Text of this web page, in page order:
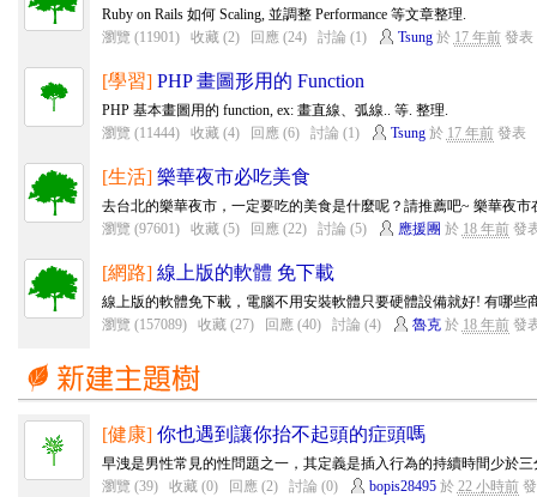
Ruby on Rails 如何 Scaling, 並調整 Performance 等文章整理.
瀏覽 (11901)
收藏 (2) 回應 (24) 討論 (1) Tsung於 17 年前發表
[學習] PHP 畫圖形用的 Function
PHP 基本畫圖用的 function, ex: 畫直線、弧線.. 等. 整理.
瀏覽 (11444)
收藏 (4) 回應 (6) 討論 (1) Tsung於 17 年前發表
[生活] 樂華夜市必吃美食
去台北的樂華夜市，一定要吃的美食是什麼呢？請推薦吧~ 樂華夜市
瀏覽 (97601)
收藏 (5) 回應 (22) 討論 (5) 應援團 於 18 年前發
[網路] 線上版的軟體 免下載
線上版的軟體免下載，電腦不用安裝軟體只要硬體設備就好! 有哪些
瀏覽 (157089)
收藏 (27) 回應 (40) 討論 (4) 魯克於 18 年前發
[健康] 你也遇到讓你抬不起頭的症頭嗎
早洩是男性常見的性問題之一，其定義是插入行為的持續時間少於
瀏覽 (39)
收藏 (0) 回應 (2) 討論 (0) bopis28495於 22 小時前